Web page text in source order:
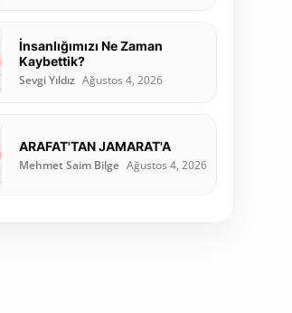
İnsanlığımızı Ne Zaman
Kaybettik?
Sevgi Yıldız Ağustos 4, 2026
ARAFAT'TAN JAMARAT'A
Mehmet Saim Bilge Ağustos 4, 2026